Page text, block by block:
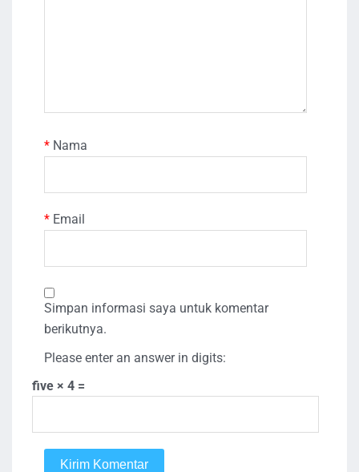
* Nama
* Email
Simpan informasi saya untuk komentar
berikutnya.
Please enter an answer in digits:
five × 4 =
Kirim Komentar